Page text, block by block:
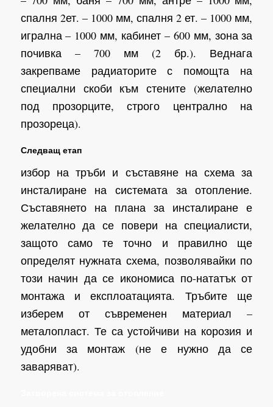
спалня 2ет. – 1000 мм, спалня 2 ет. – 1000 мм,
игрална – 1000 мм, кабинет – 600 мм, зона за
почивка – 700 мм (2 бр.). Веднага
закрепваме радиаторите с помощта на
специални скоби към стените (желателно
под прозорците, строго централно на
прозореца).
Следващ етап
избор на тръби и съставяне на схема за
инсталиране на системата за отопление.
Съставянето на плана за инсталиране е
желателно да се повери на специалисти,
защото само те точно и правилно ще
определят нужната схема, позволявайки по
този начин да се икономиса по-нататък от
монтажа и експлоатацията. Тръбите ще
изберем от съвременен материал –
металопласт. Те са устойчиви на корозия и
удобни за монтаж (не е нужно да се
заваряват).